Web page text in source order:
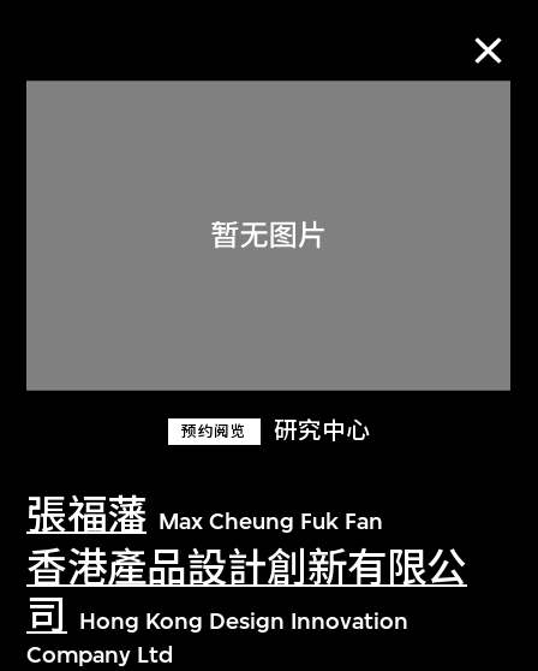
预约阅览 研究中心
張福藩 Max Cheung Fuk Fan
香港產品設計創新有限公
司
Hong Kong Design Innovation
Company Ltd
关于M+藏品
探索世界顶级的二十及二十一世纪视觉
文化藏品。